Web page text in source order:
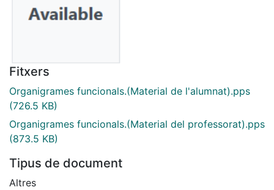
Fitxers
Organigrames funcionals.(Material de l'alumnat).pps
(726.5 KB)
Organigrames funcionals.(Material del professorat).pps
(873.5 KB)
Tipus de document
Altres